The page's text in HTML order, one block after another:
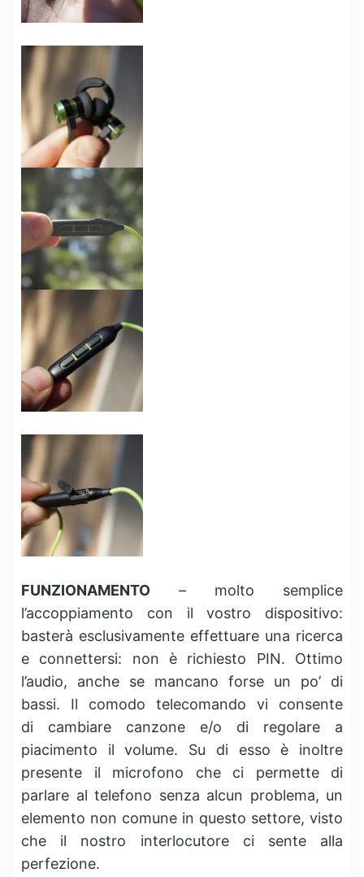
FUNZIONAMENTO – molto semplice
l’accoppiamento con il vostro dispositivo:
basterà esclusivamente effettuare una ricerca
e connettersi: non è richiesto PIN. Ottimo
l’audio, anche se mancano forse un po’ di
bassi. Il comodo telecomando vi consente
di cambiare canzone e/o di regolare a
piacimento il volume. Su di esso è inoltre
presente il microfono che ci permette di
parlare al telefono senza alcun problema, un
elemento non comune in questo settore, visto
che il nostro interlocutore ci sente alla
perfezione.